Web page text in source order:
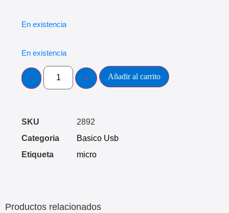
En existencia
En existencia
Añadir al carrito
SKU
2892
Categoria
Basico Usb
Etiqueta
micro
Productos relacionados